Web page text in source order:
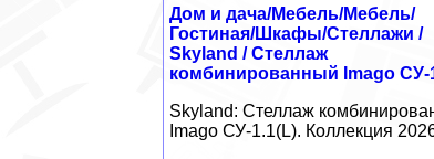
Дом и дача/Мебель/Мебель/
Гостиная/Шкафы/Стеллажи /
Skyland / Стеллаж
комбинированный Imago СУ-
Skyland: Стеллаж
Imago СУ-1.1(L). Коллекция